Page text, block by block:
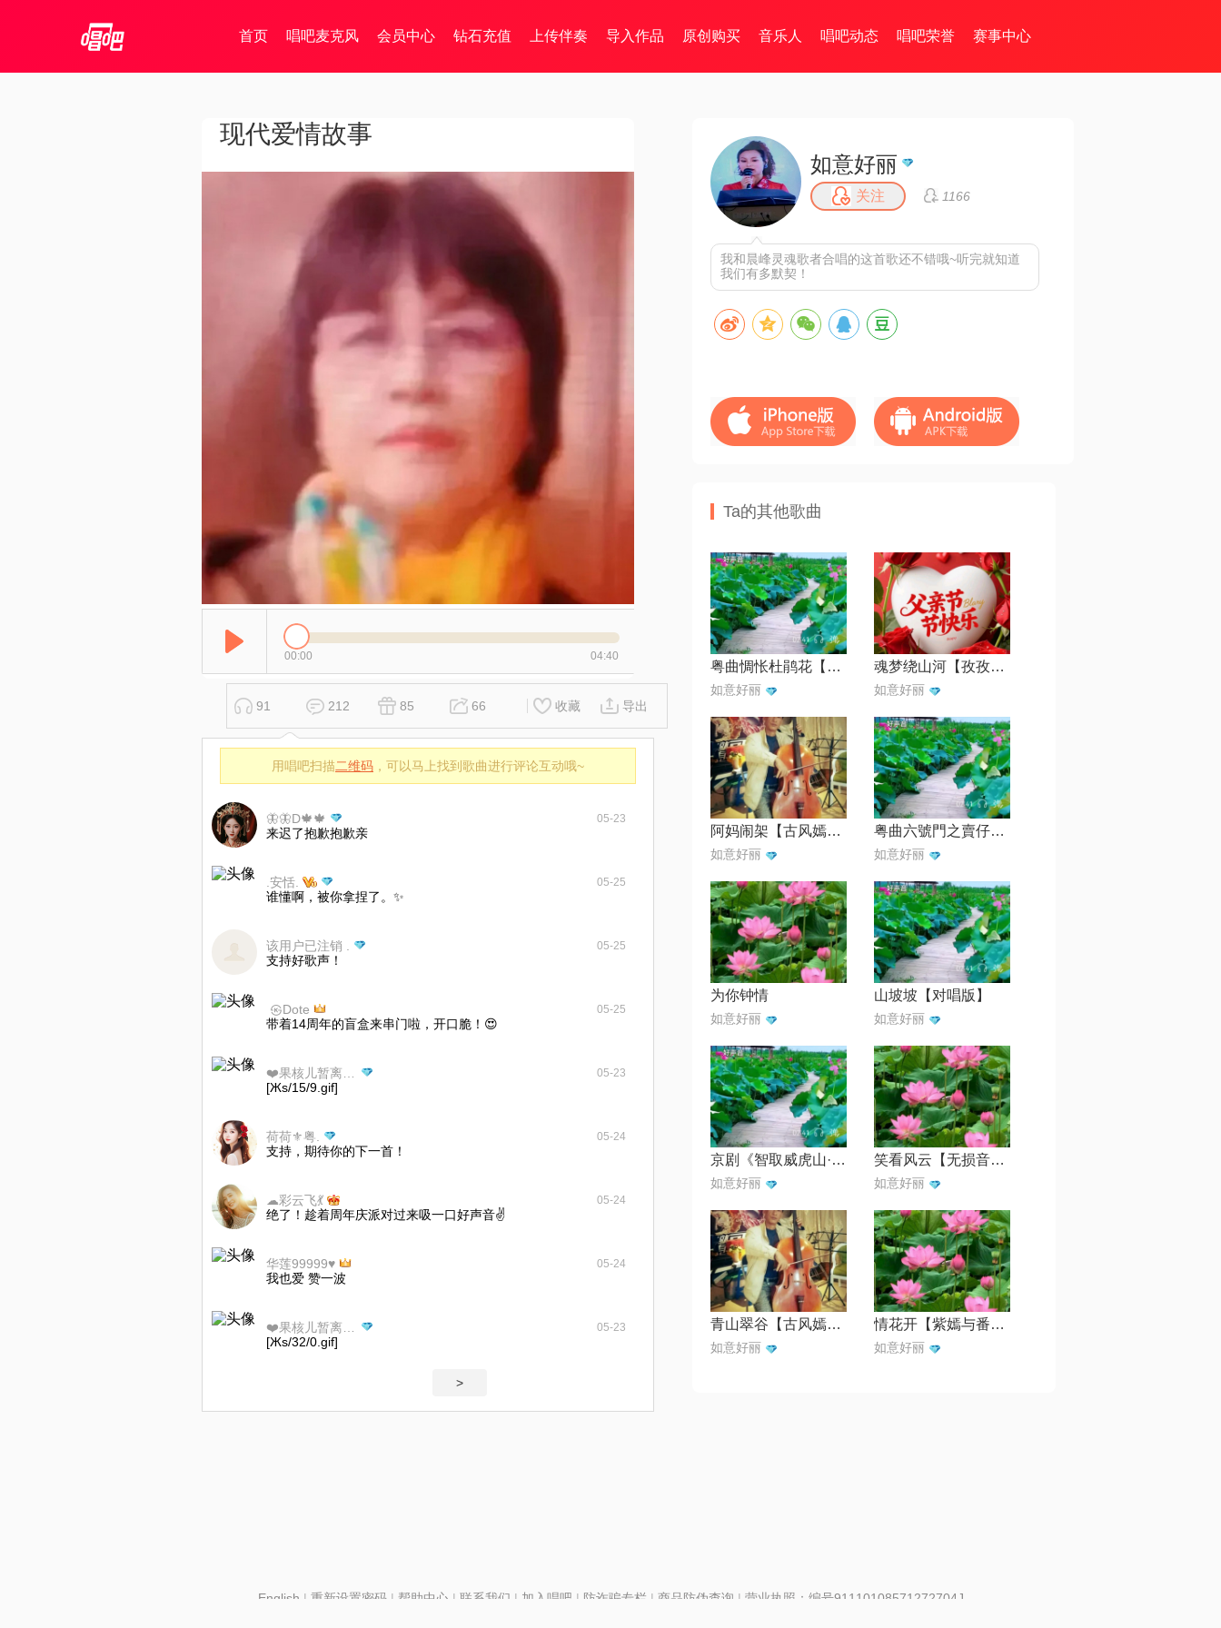
首页 唱吧麦克风 会员中心 钻石充值 上传伴奏 导入作品 原创购买 音乐人 唱吧动态 唱吧荣誉 赛事中心
现代爱情故事
00:00 04:40
91 212 85 66 收藏 导出
用唱吧扫描二维码 ，可以马上找到歌曲进行评论互动哦~
🦋🦋D🍁🍁 05-23
来迟了抱歉抱歉亲
.安恬. 05-25
谁懂啊，被你拿捏了。✨
该用户已注销 . 05-25
支持好歌声！
⁡ ㉿Dote 05-25
带着14周年的盲盒来串门啦，开口脆！😍
05-23
[Жs/15/9.gif]
荷荷⚜️粤. 05-24
支持，期待你的下一首！
☁彩云飞💃 05-24
绝了！趁着周年庆派对过来吸一口好声音✌️
华莲99999♥ 05-24
我也爱 赞一波
05-23
[Жs/32/0.gif]
>
如意好丽
关注 1166
我和晨峰灵魂歌者合唱的这首歌还不错哦~听完就知道
我们有多默契！
Ta的其他歌曲
粤曲惆怅杜鹃花【羊城成8888】
如意好丽
魂梦绕山河【孜孜不倦制作】
如意好丽
阿妈闹架【古风嫣然】
如意好丽
粤曲六號門之賣仔全曲【羊城成8888】
如意好丽
为你钟情
如意好丽
山坡坡【对唱版】
如意好丽
京剧《智取威虎山·深山问苦对唱》【京剧】
如意好丽
笑看风云【无损音质】
如意好丽
青山翠谷【古风嫣然】
如意好丽
情花开【紫嫣与番茄搞笑版】
如意好丽
English | 重新设置密码| 帮助中心 | 联系我们 | 加入唱吧 | 防诈骗专栏 | 商品防伪查询 | 营业执照：编号91110108571272704J